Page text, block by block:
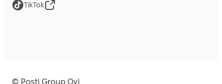
TikTok
© Posti Group Oyj